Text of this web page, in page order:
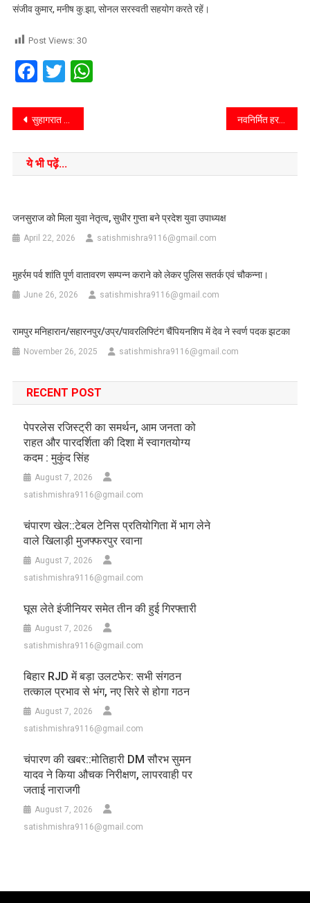
संजीव कुमार, मनीष कु.झा, सोनल सरस्वती सहयोग करते रहें।
Post Views: 30
Facebook
TwitterWhatsApp
सुहागरात से पहले जमकर हुआ हंगामा, दुल्हन के पैरों तले खिसकी जमीन, क्या पता चला? नवनिर्मित हरपुर थाना का अंचल निरीक्षक ने फीता काटकर किया उद्घाटन।
ये भी पढ़ें...
जनसुराज को मिला युवा नेतृत्व, सुधीर गुप्ता बने प्रदेश युवा उपाध्यक्ष
April 22, 2026 satishmishra9116@gmail.com
मुहर्रम पर्व शांति पूर्ण वातावरण सम्पन्न कराने को लेकर पुलिस सतर्क एवं चौकन्ना।
June 26, 2026 satishmishra9116@gmail.com
रामपुर मनिहारान/सहारनपुर/उप्र/पावरलिफ्टिंग चैंपियनशिप में देव ने स्वर्ण पदक झटका
November 26, 2025 satishmishra9116@gmail.com
RECENT POST
पेपरलेस रजिस्ट्री का समर्थन, आम जनता को
राहत और पारदर्शिता की दिशा में स्वागतयोग्य
कदम : मुकुंद सिंह
August 7, 2026
satishmishra9116@gmail.com
चंपारण खेल::टेबल टेनिस प्रतियोगिता में भाग लेने
वाले खिलाड़ी मुजफ्फरपुर रवाना
August 7, 2026
satishmishra9116@gmail.com
घूस लेते इंजीनियर समेत तीन की हुई गिरफ्तारी
August 7, 2026
satishmishra9116@gmail.com
बिहार RJD में बड़ा उलटफेर: सभी संगठन
तत्काल प्रभाव से भंग, नए सिरे से होगा गठन
August 7, 2026
satishmishra9116@gmail.com
चंपारण की खबर::मोतिहारी DM सौरभ सुमन
यादव ने किया औचक निरीक्षण, लापरवाही पर
जताई नाराजगी
August 7, 2026
satishmishra9116@gmail.com